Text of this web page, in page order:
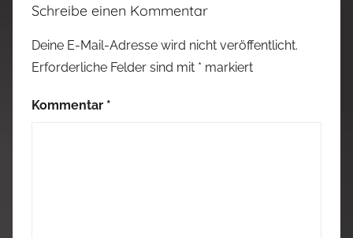
Schreibe einen Kommentar
Deine E-Mail-Adresse wird nicht veröffentlicht.
Erforderliche Felder sind mit * markiert
Kommentar *